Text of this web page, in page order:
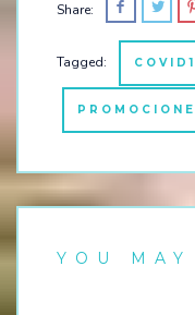
Share:
Tagged:
YOU